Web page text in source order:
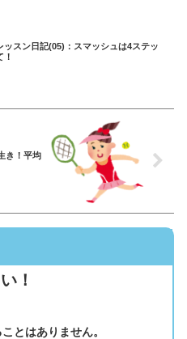
ッスン日記(05)：スマッシュは4ステッ
！
き！平均
！
とはありません。